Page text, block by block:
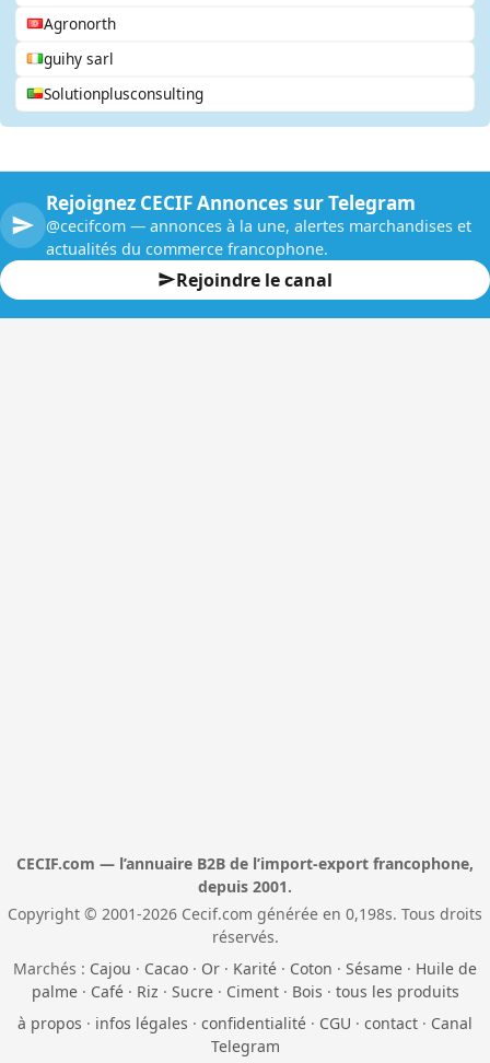
Agronorth
guihy sarl
Solutionplusconsulting
Rejoignez CECIF Annonces sur Telegram
@cecifcom — annonces à la une, alertes marchandises et
actualités du commerce francophone.
Rejoindre le canal
CECIF.com — l’annuaire B2B de l’import-export francophone,
depuis 2001.
Copyright © 2001-2026 Cecif.com générée en 0,198s. Tous droits
réservés.
Marchés : Cajou · Cacao · Or · Karité · Coton · Sésame · Huile de
palme· Café· Riz · Sucre· Ciment· Bois · tous les produits
à propos · infos légales · confidentialité · CGU · contact · Canal
Telegram